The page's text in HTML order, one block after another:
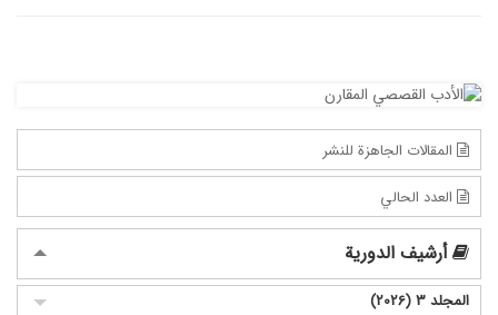
المقالات الجاهزة للنشر
العدد الحالي
أرشيف الدورية
المجلد 3 (2026)